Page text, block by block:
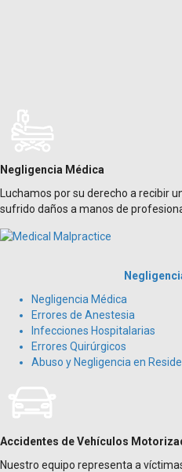
Negligencia Médica
Luchamos por su derecho a recibir
sufrido daños a manos de
Negligencia Médica
Errores de Anestesia
Infecciones Hospitalarias
Errores Quirúrgicos
Abuso y Negligencia en
Accidentes de Vehículos
Nuestro equipo representa a